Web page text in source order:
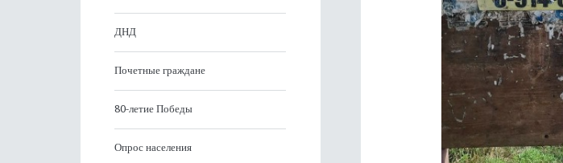
ДНД
Почетные граждане
80-летие Победы
Опрос населения